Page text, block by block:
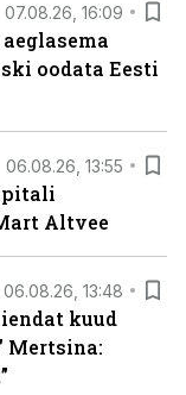
07.08.26, 16:09
oodata Eesti
06.08.26, 13:55
Altvee
06.08.26, 13:48
kuud
Mertsina: